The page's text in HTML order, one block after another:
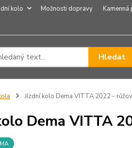
kolo Možnosti dopravy Kamenná
Hledat
Jízdní kolo Dema VITTA 2022 -
Dema VITTA